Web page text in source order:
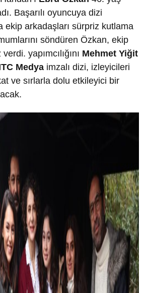
Başarılı oyuncuya dizi
ekip arkadaşları sürpriz kutlama
söndüren Özkan, ekip
yapımcılığını Mehmet Yiğit
Medya imzalı dizi, izleyicileri
ve sırlarla dolu etkileyici bir